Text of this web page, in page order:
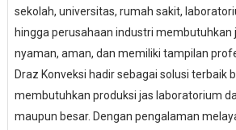
sekolah, universitas, rumah sakit,
hingga perusahaan industri membutuhkan
nyaman, aman, dan memiliki tampilan
Draz Konveksi hadir sebagai solusi terbaik
membutuhkan produksi jas laboratorium
maupun besar. Dengan pengalaman